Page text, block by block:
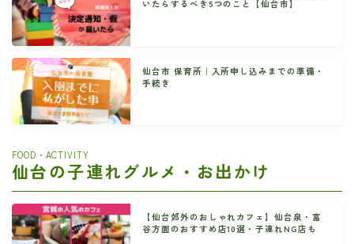
いたらするべき5つのこと【仙台市】
仙台市 保育所｜入所申し込みまでの準備・
手続き
FOOD・ACTIVITY
仙台の子連れグルメ・お出かけ
【仙台郊外のおしゃれカフェ】仙台泉・富
谷方面のおすすめ店10選・子連れNG店も